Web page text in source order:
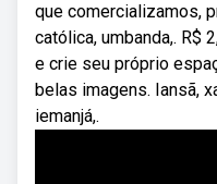
que comercializamos,
católica, umbanda,. R$
e crie seu próprio
belas imagens. Iansã,
iemanjá,.